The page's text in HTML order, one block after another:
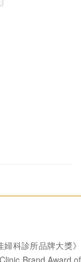
科診所品牌大獎》
Brand Award of